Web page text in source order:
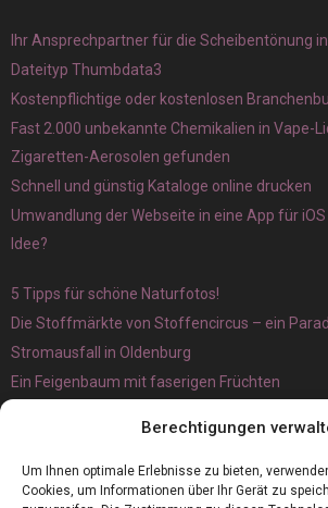
Berechtigungen
Um Ihnen optimale Erlebnisse zu bieten,
Cookies, um Informationen über Ihr Gerät zu
Ihr Ansprechpartner für die Scheibentönung
Dateityp Thumbdata3
Kostenpflichtige oder kostenlosen
Fast 2.000 unbekannte Chemikalien in Vape-
Zigaretten-Aerosolen gefunden
Schnell und günstig Kataloge online drucken
Umwandlung der Webseite in eine App für
Idee?
5 Tipps für schöne Naturfotos!
Die Stoffmärkte von Stoffencircus – ein
Stromausfall in Oldenburg
Ein Feigenbaum mit faserigen Früchten
Magnetangeln